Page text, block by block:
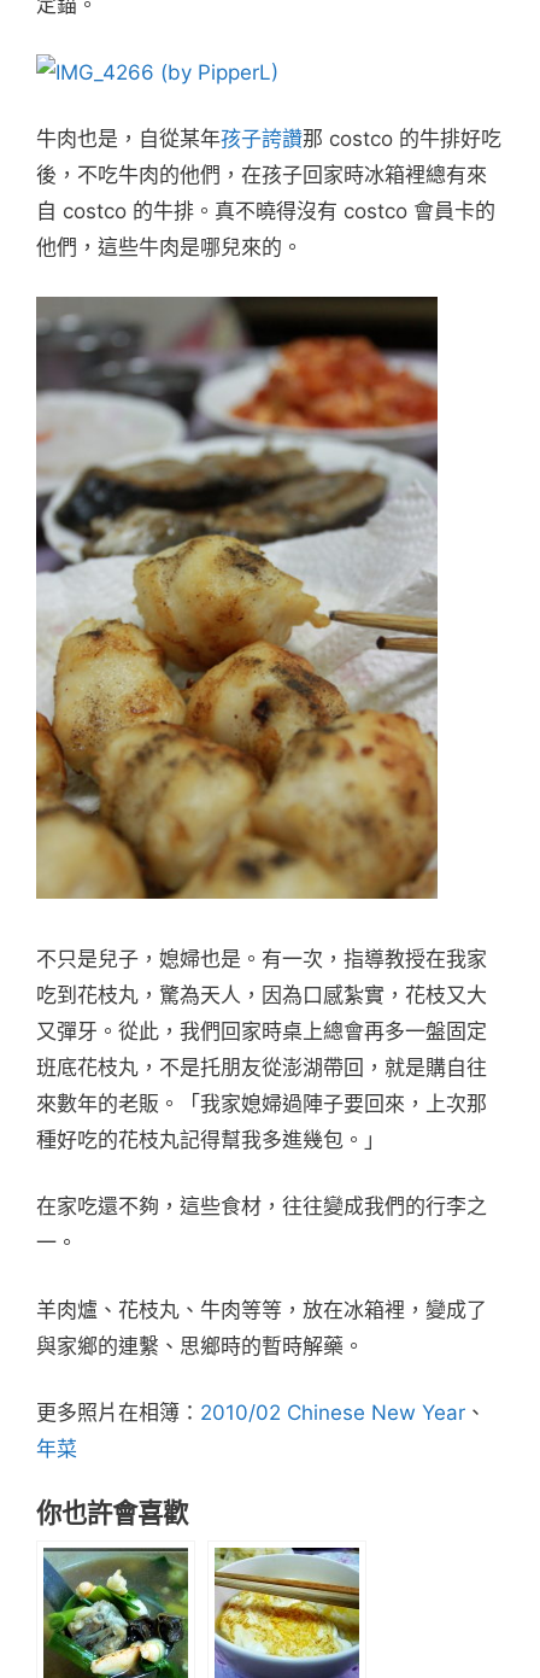
定錨。
牛肉也是，自從某年孩子誇讚那 costco 的牛排好吃
後，不吃牛肉的他們，在孩子回家時冰箱裡總有來
自 costco 的牛排。真不曉得沒有 costco 會員卡的
他們，這些牛肉是哪兒來的。
不只是兒子，媳婦也是。有一次，指導教授在我家
吃到花枝丸，驚為天人，因為口感紮實，花枝又大
又彈牙。從此，我們回家時桌上總會再多一盤固定
班底花枝丸，不是托朋友從澎湖帶回，就是購自往
來數年的老販。「我家媳婦過陣子要回來，上次那
種好吃的花枝丸記得幫我多進幾包。」
在家吃還不夠，這些食材，往往變成我們的行李之
一。
羊肉爐、花枝丸、牛肉等等，放在冰箱裡，變成了
與家鄉的連繫、思鄉時的暫時解藥。
更多照片在相簿： 2010/02 Chinese New Year 、
年菜
你也許會喜歡